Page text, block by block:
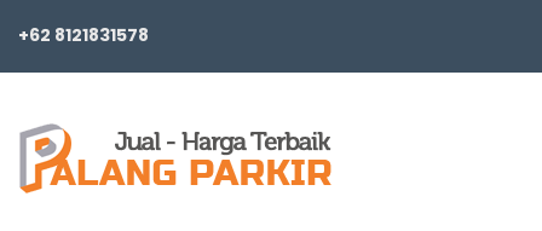
+62 8121831578